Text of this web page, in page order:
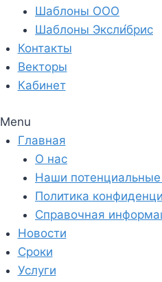
Шаблоны ООО
Шаблоны Эксли́брис
Контакты
Векторы
Кабинет
Menu
Главная
О нас
Наши
Политика
Справочная
Новости
Сроки
Услуги